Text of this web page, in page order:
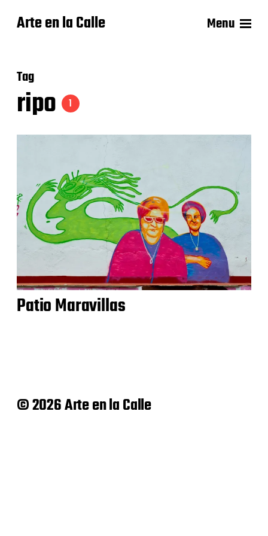
Arte en la Calle Menu
Tag
ripo 1
Patio Maravillas
© 2026 Arte en la Calle